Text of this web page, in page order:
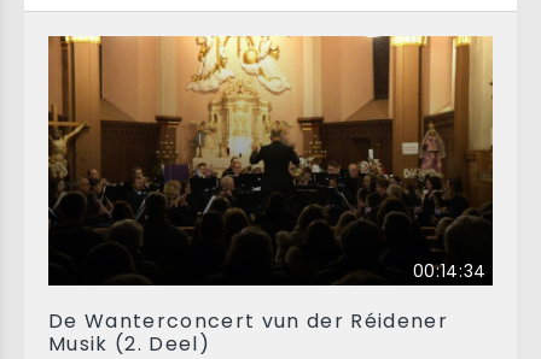
00:14:34
De Wanterconcert vun der Réidener
Musik (2. Deel)